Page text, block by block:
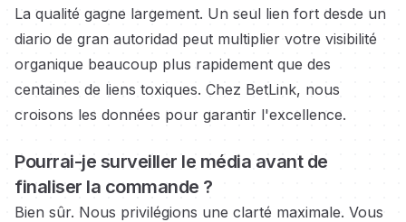
La qualité gagne largement. Un seul lien fort desde un
diario de gran autoridad peut multiplier votre visibilité
organique beaucoup plus rapidement que des
centaines de liens toxiques. Chez BetLink, nous
croisons les données pour garantir l'excellence.
Pourrai-je surveiller le média avant de
finaliser la commande ?
Bien sûr. Nous privilégions une clarté maximale. Vous